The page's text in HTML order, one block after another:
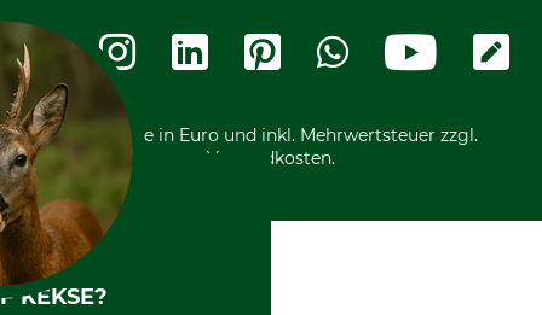
Widerrufsformular
Kostenloser Rückversand
Nachhaltigkeit
Entsorgung und Umwelt
Datenschutz Print
Vorkasse
Ladengeschäft
Motorgeräteshop
Über uns
Community
International
Kooperationen
Alle Preise in Euro und inkl. Mehrwertsteuer zzgl.
Versandkosten.
KEKSE?